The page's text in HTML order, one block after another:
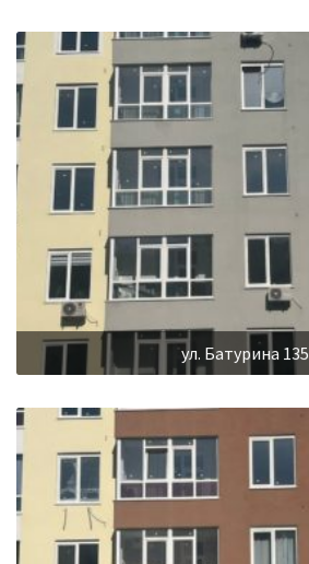
ул. Батурина 135